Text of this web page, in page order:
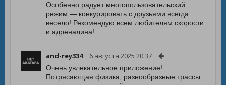
Особенно радует многопользовательский
режим — конкурировать с друзьями всегда
весело! Рекомендую всем любителям скорости
и адреналина!
and-rey334 6 августа 2025 20:37
Очень увлекательное приложение!
Потрясающая физика, разнообразные трассы